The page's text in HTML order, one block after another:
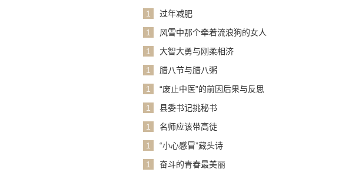
1
过年减肥
1
风雪中那个牵着流浪狗的女人
1
大智大勇与刚柔相济
1
腊八节与腊八粥
1
“废止中医”的前因后果与反思
1
县委书记挑秘书
1
名师应该带高徒
1
“小心感冒”藏头诗
1
奋斗的青春最美丽